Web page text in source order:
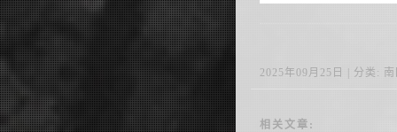
2025年09月25日 | 分类:
相关文章: